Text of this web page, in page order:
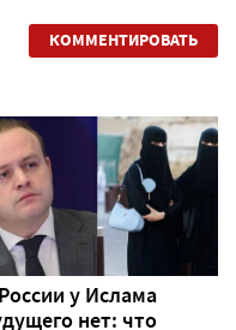
КОММЕНТИРОВАТЬ
у Ислама
нет: что